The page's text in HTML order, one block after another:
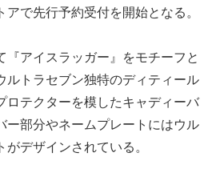
アで先行予約受付を開始となる。
『アイスラッガー』をモチーフと
ルトラセブン独特のディティール
ロテクターを模したキャディーバ
ー部分やネームプレートにはウル
がデザインされている。